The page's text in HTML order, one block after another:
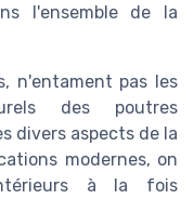
l'ensemble de la
n'entament pas les
des poutres
divers aspects de la
modernes, on
à la fois